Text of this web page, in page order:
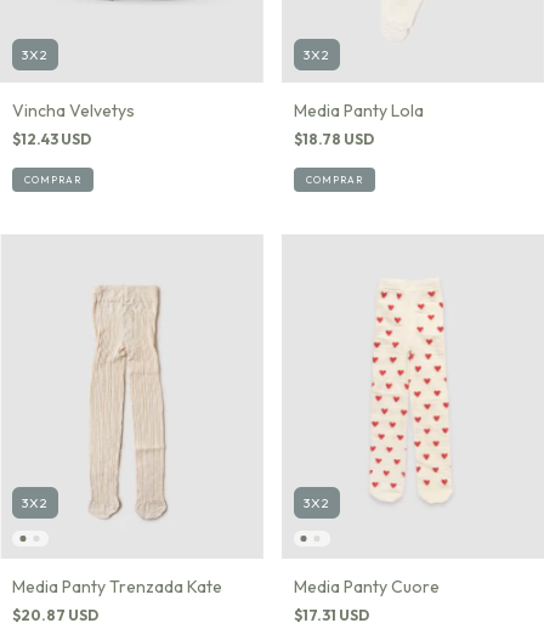
3X2
Vincha Velvetys
$12.43 USD
COMPRAR
3X2
Media Panty Lola
$18.78 USD
COMPRAR
3X2
Media Panty Trenzada Kate
$20.87 USD
3X2
Media Panty Cuore
$17.31 USD